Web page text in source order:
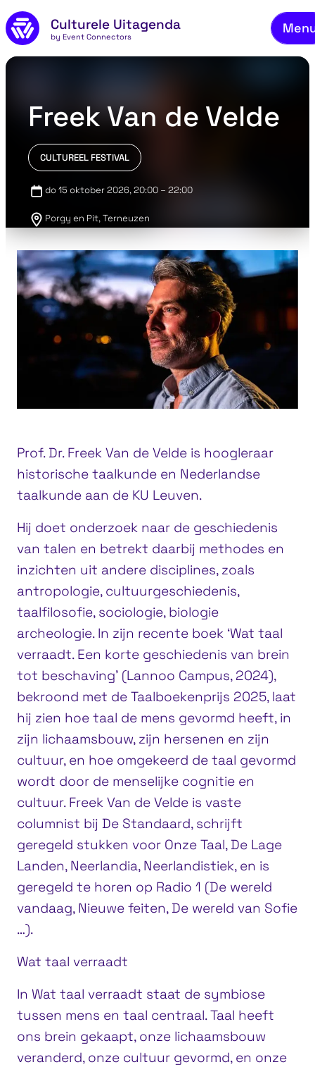
Naar de inhoud
Culturele Uitagenda
by Event Connectors
Freek Van de Velde
CULTUREEL FESTIVAL
do 15 oktober 2026, 20:00 – 22:00
Porgy en Pit, Terneuzen
Prof. Dr. Freek Van de Velde is hoogleraar
historische taalkunde en Nederlandse
taalkunde aan de KU Leuven.
Hij doet onderzoek naar de geschiedenis
van talen en betrekt daarbij methodes en
inzichten uit andere disciplines, zoals
antropologie, cultuurgeschiedenis,
taalfilosofie, sociologie, biologie
archeologie. In zijn recente boek ‘Wat taal
verraadt. Een korte geschiedenis van brein
tot beschaving’ (Lannoo Campus, 2024),
bekroond met de Taalboekenprijs 2025, laat
hij zien hoe taal de mens gevormd heeft, in
zijn lichaamsbouw, zijn hersenen en zijn
cultuur, en hoe omgekeerd de taal gevormd
wordt door de menselijke cognitie en
cultuur. Freek Van de Velde is vaste
columnist bij De Standaard, schrijft
geregeld stukken voor Onze Taal, De Lage
Landen, Neerlandia, Neerlandistiek, en is
geregeld te horen op Radio 1 (De wereld
vandaag, Nieuwe feiten, De wereld van Sofie
…).
Wat taal verraadt
In Wat taal verraadt staat de symbiose
tussen mens en taal centraal. Taal heeft
ons brein gekaapt, onze lichaamsbouw
veranderd, onze cultuur gevormd, en onze